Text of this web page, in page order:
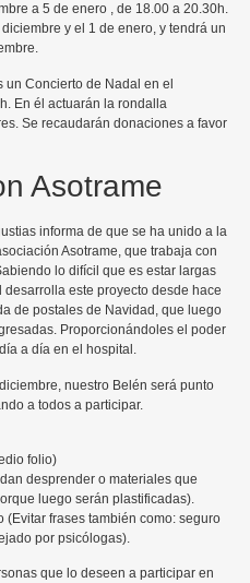
a 5 de enero , de 18.00 a 20.30h.
y el 1 de enero, y tendrá un
un Concierto de Nadal en el
En él actuarán la rondalla
Se recaudarán donaciones a favor
Asotrame
informa de que se ha unido a la
Asotrame, que trabaja con
lo difícil que es estar largas
este proyecto desde hace
de postales de Navidad, que luego
Proporcionándoles el poder
a día en el hospital.
nuestro Belén será punto
a todos a participar.
folio)
desprender o materiales que
luego serán plastificadas).
frases también como: seguro
por psicólogas).
que lo deseen a participar en